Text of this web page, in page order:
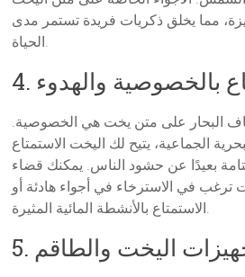
مما يخلق ذكريات فريدة تستمر مدى
الحياة.
بالخصوصية والهدوء
البحار على متن يخت هي الخصوصية.
الجماعية، يتيح لك اليخت الاستمتاع
بعيدًا عن حشود الناس. يمكنك قضاء
ترغب في الاسترخاء في أجواء هادئة أو
الاستمتاع بالأنشطة المائية المثيرة.
اليخت والطاقم